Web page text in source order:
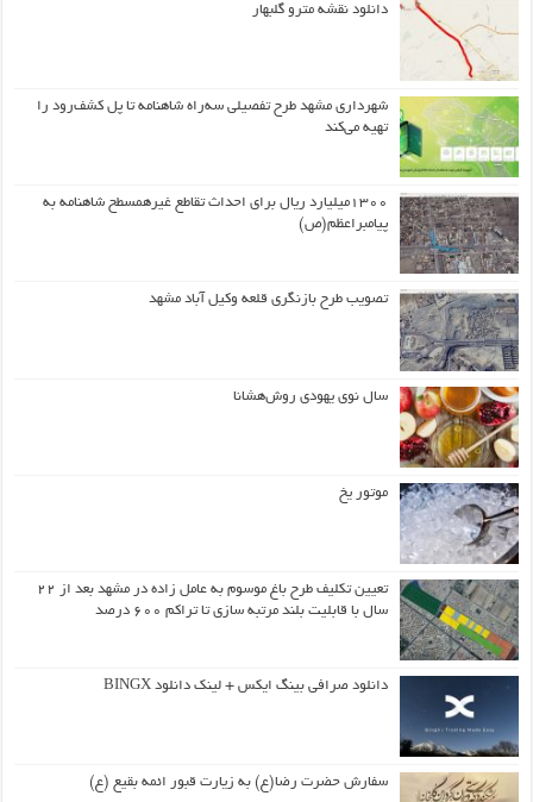
دانلود نقشه مترو گلبهار
شهرداری مشهد طرح تفصیلی سه‌راه شاهنامه تا پل کشف‌رود را
تهیه می‌کند
۱۳۰۰میلیارد ریال برای احداث تقاطع غیرهمسطح شاهنامه به
پیامبراعظم(ص)
تصویب طرح بازنگری قلعه وکیل آباد مشهد
سال نوی یهودی روش‌هشانا
موتور یخ
تعیین تکلیف طرح باغ موسوم به عامل زاده در مشهد بعد از ۲۲
سال با قابلیت بلند مرتبه سازی تا تراکم ۶۰۰ درصد
دانلود صرافی بینگ ایکس + لینک دانلود BINGX
سفارش حضرت رضا(ع) به زیارت قبور ائمه بقیع (ع)